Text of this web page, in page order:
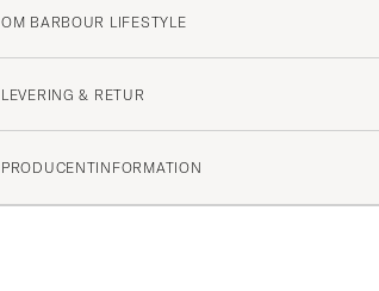
4.5
(46)
OM BARBOUR LIFESTYLE
LEVERING & RETUR
PRODUCENTINFORMATION